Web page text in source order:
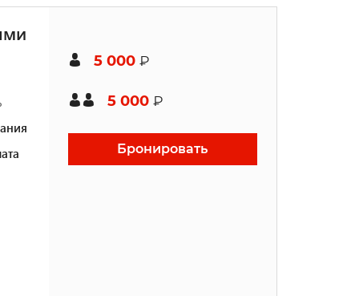
5 000 ₽
5 000 ₽
Бронировать